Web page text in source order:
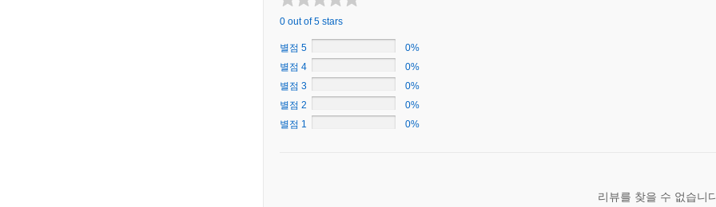
0 out of 5 stars
별점 5
0%
별점 4
0%
별점 3
0%
별점 2
0%
별점 1
0%
리뷰를 찾을 수 없습니